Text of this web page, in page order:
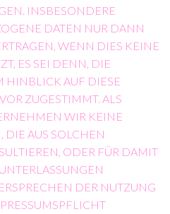
INSBESONDERE
DATEN NUR DANN
WENN DIES KEINE
ES SEI DENN, DIE
HINBLICK AUF DIESE
ZUGESTIMMT. ALS
WIR KEINE
DIE AUS SOLCHEN
ODER FÜR DAMIT
DER NUTZUNG